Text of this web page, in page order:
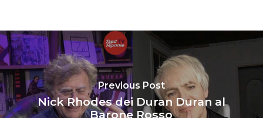
Previous Post
Nick Rhodes dei Duran Duran al
Barone Rosso